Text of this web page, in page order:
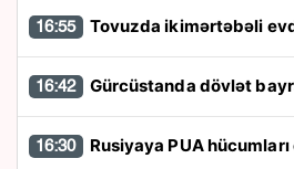
16:55 Tovuzda ikimərtəbəli
16:42 Gürcüstanda dövlət
16:30 Rusiyaya PUA